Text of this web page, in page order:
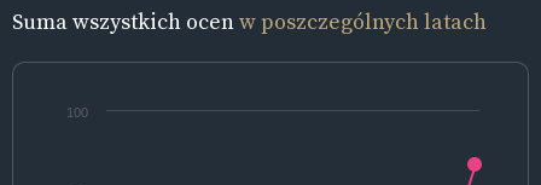
Suma wszystkich ocenw poszczególnych latach
100